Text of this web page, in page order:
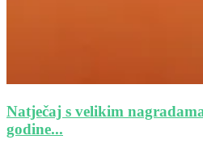
Natječaj s velikim
godine...